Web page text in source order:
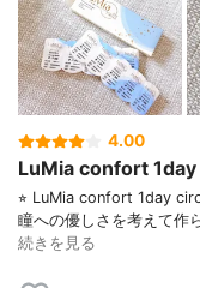
4.00
LuMia confort 1day
⭐︎ LuMia confort 1day
瞳への優しさを考えて作
続きを見る